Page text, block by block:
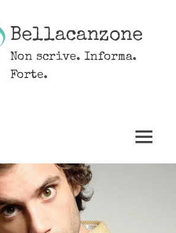
Bellacanzone
Non scrive. Informa.
Forte.
MENU